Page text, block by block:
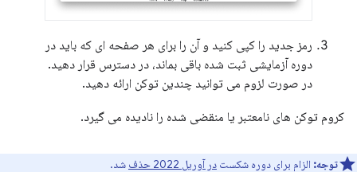
رمز جدید را کپی کنید و آن را برای هر صفحه ای که باید در
دوره آزمایشی ثبت شده باقی بماند، در دسترس قرار دهید.
در صورت لزوم می توانید چندین توکن ارائه دهید.
کروم توکن های نامعتبر یا منقضی شده را نادیده می گیرد.
توجه: الزام برای دوره شکست در آوریل 2022 حذف شد.